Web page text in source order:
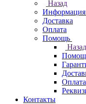
Назад
Информация
Доставка
Оплата
Помощь
Назад
Оплата
Контакты